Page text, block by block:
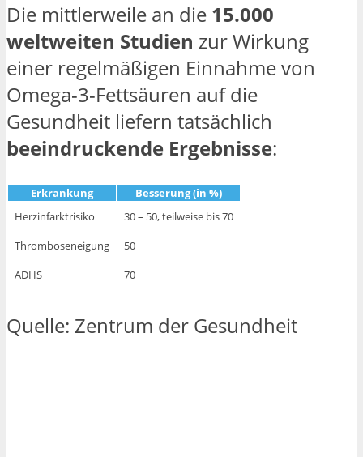
Die mittlerweile an die 15.000
weltweiten Studien zur Wirkung
einer regelmäßigen Einnahme von
Omega-3-Fettsäuren auf die
Gesundheit liefern tatsächlich
beeindruckende Ergebnisse:
Erkrankung
Besserung (in %)
Herzinfarktrisiko
30 – 50, teilweise bis 70
Thromboseneigung
50
ADHS
70
Quelle: Zentrum der Gesundheit